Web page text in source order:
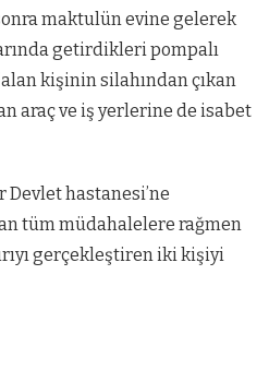
maktulün evine gelerek
getirdikleri pompalı
alan kişinin silahından çıkan
araç ve iş yerlerine de isabet
Devlet hastanesi’ne
tüm müdahalelere rağmen
gerçekleştiren iki kişiyi